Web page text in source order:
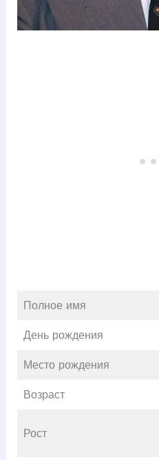
Полное имя
День рождения
Место рождения
Возраст
Рост